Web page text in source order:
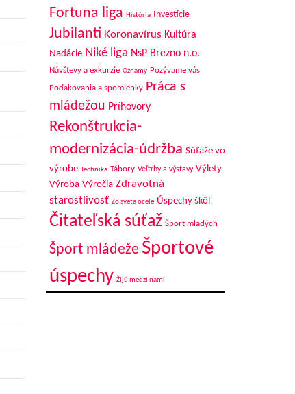
Fortuna liga História Investície
Jubilanti Koronavírus Kultúra
Nadácie Niké liga NsP Brezno n.o.
Návštevy a exkurzie Oznamy Pozývame vás
Poďakovania a spomienky Práca s
mládežou Príhovory
Rekonštrukcia-
modernizácia-údržba Súťaže vo
výrobe Technika Tábory Veľtrhy a výstavy Výlety
Výroba Výročia Zdravotná
starostlivosť Zo sveta ocele Úspechy škôl
Čitateľská súťaž Šport mladých
Šport mládeže Športové
úspechy Žijú medzi nami